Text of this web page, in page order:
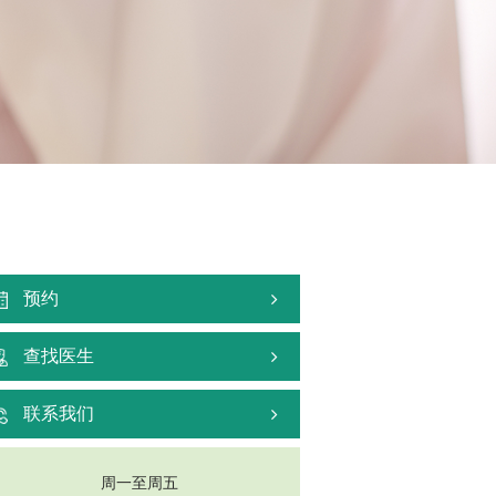
预约
查找医生
联系我们
周一至周五